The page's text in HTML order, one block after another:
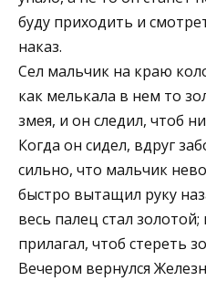
буду приходить и
наказ.
Сел мальчик на краю
как мелькала в нем то
змея, и он следил, чтоб
Когда он сидел, вдруг
сильно, что мальчик
быстро вытащил руку
весь палец стал
прилагал, чтоб стереть
Вечером вернулся